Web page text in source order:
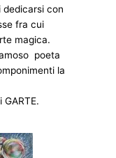
dedicarsi con
fra cui
magica.
poeta
la